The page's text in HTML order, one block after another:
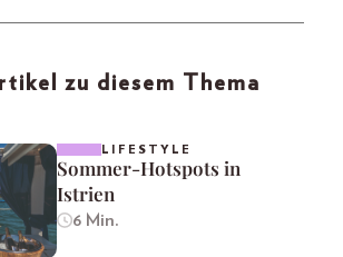
zu diesem Thema
LIFESTYLE
Sommer-Hotspots in
Istrien
6 Min.